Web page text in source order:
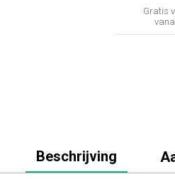
Gratis
Beschrijving